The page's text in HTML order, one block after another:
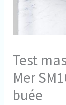
Test
Mer
buée